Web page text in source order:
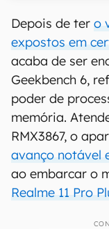
Depois de ter o
expostos em
acaba de ser
Geekbench 6,
poder de
memória.
RMX3867, o
avanço notável
ao embarcar o
Realme 11 Pro